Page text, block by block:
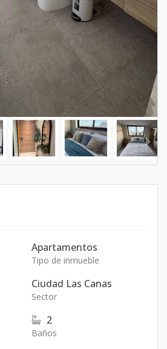
Apartamentos
Tipo de inmueble
Ciudad Las Canas
Sector
2
Baños